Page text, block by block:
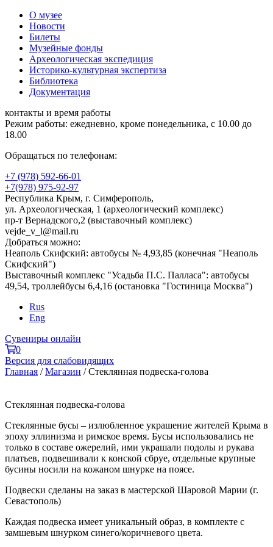
О музее
Новости
Билеты
Музейные фонды
Археологическая экспедиция
Историко-культурная экспертиза
Библиотека
Документация
контакты и время работы
Режим работы: ежедневно, кроме понедельника, с 10.00 до
18.00
Обращаться по телефонам:
+7 (978) 592-66-01
+7(978) 975-92-97
Республика Крым, г. Симферополь,
ул. Археологическая, 1 (археологический комплекс)
пр-т Вернадского,2 (выставочный комплекс)
vejde_v_l@mail.ru
Добраться можно:
Неаполь Скифский: автобусы № 4,93,85 (конечная "Неаполь
Скифский")
Выставочный комплекс "Усадьба П.С. Палласа": автобусы
49,54, троллейбусы 6,4,16 (остановка "Гостиница Москва")
Rus
Eng
Сувениры онлайн
0
Версия для слабовидящих
Главная /Магазин /Стеклянная подвеска-голова
Стеклянная подвеска-голова
Стеклянные бусы – излюбленное украшение жителей Крыма в
эпоху эллинизма и римское время. Бусы использовались не
только в составе ожерелий, ими украшали подолы и рукава
платьев, подвешивали к конской сбруе, отдельные крупные
бусины носили на кожаном шнурке на поясе.
Подвески сделаны на заказ в мастерской Шаровой Марии (г.
Севастополь)
Каждая подвеска имеет уникальный образ, в комплекте с
замшевым шнурком синего/коричневого цвета.